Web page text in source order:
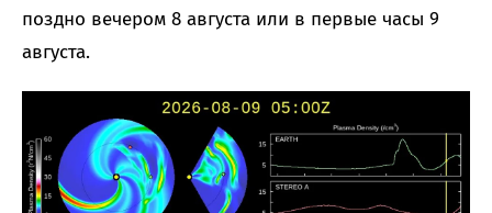
поздно вечером 8 августа или в первые часы 9
августа.